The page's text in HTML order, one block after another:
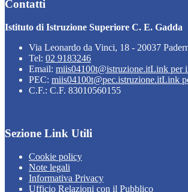
Contatti
Istituto di Istruzione Superiore C. E. Gadda
Via Leonardo da Vinci, 18 - 20037
Tel: 02 9183246
Email: miis04100t@istruzione.itLink per
PEC: miis04100t@pec.istruzione.itLink
C.F.: C.F. 83010560155
Sezione Link Utili
Cookie policy
Note legali
Informativa Privacy
Ufficio Relazioni con il Pubblico